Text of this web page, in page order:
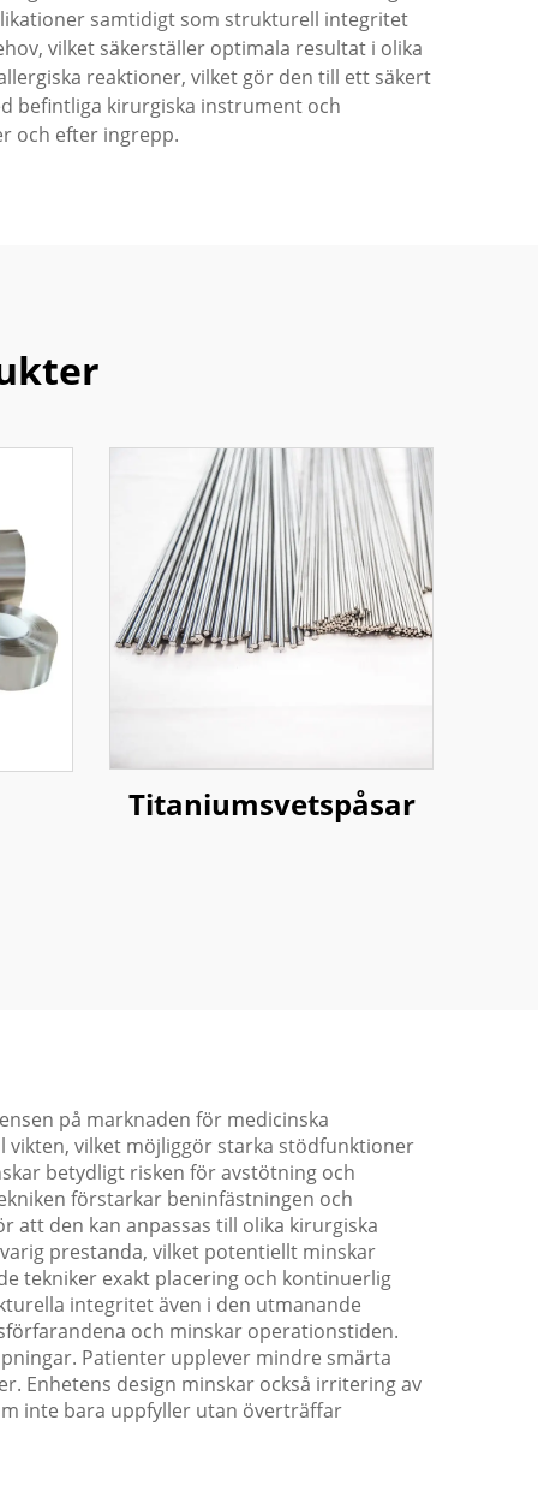
samtidigt som strukturell integritet
vilket säkerställer optimala resultat i olika
reaktioner, vilket gör den till ett säkert
befintliga kirurgiska instrument och
och efter ingrepp.
Titaniumsvetspåsar
på marknaden för medicinska
vilket möjliggör starka stödfunktioner
betydligt risken för avstötning och
förstarkar beninfästningen och
att den kan anpassas till olika kirurgiska
prestanda, vilket potentiellt minskar
tekniker exakt placering och kontinuerlig
integritet även i den utmanande
och minskar operationstiden.
Patienter upplever mindre smärta
Enhetens design minskar också irritering av
inte bara uppfyller utan överträffar